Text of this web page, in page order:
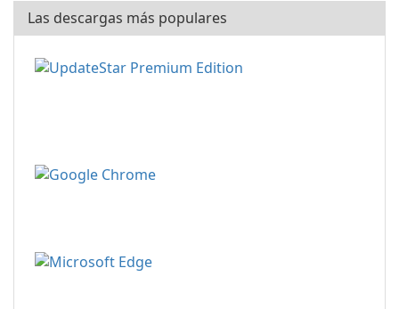
Las descargas más populares